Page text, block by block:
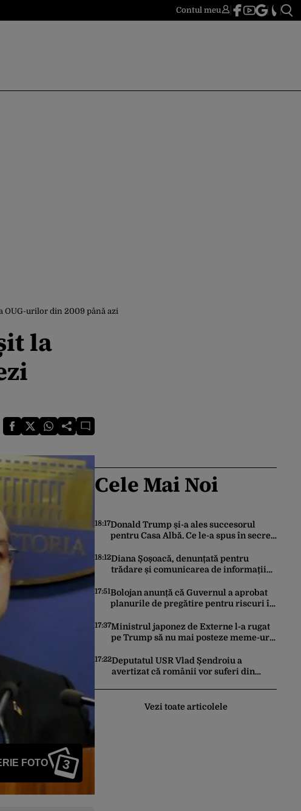
Contul meu
OUG-urilor din 2009 până azi
la
FOTO 3
Cele Mai Noi
18:17Donald Trump și-a ales succesorul
pentru Casa Albă. Ce le-a spus în secret
18:12Diana Șoșoacă, denunțată pentru
trădare și comunicarea de informații
penală
17:51Bolojan anunță că Guvernul a aprobat
planurile de pregătire pentru riscuri în
despre consumul populației
17:37Ministrul japonez de Externe l-a rugat
pe Trump să nu mai posteze meme-uri
Mario pe platformele social-media
17:22Deputatul USR Vlad Șendroiu a
avertizat că românii vor suferi din
prețurile”Vezi toate articolele